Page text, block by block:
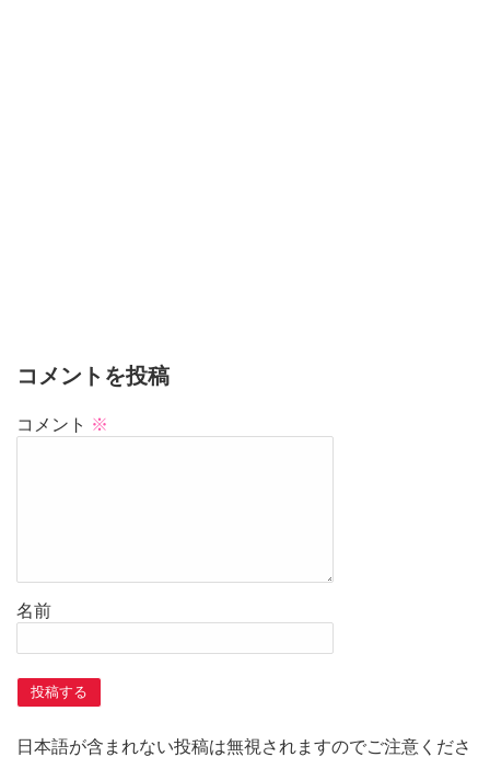
コメントを投稿
コメント ※
名前
日本語が含まれない投稿は無視されますのでご注意くださ